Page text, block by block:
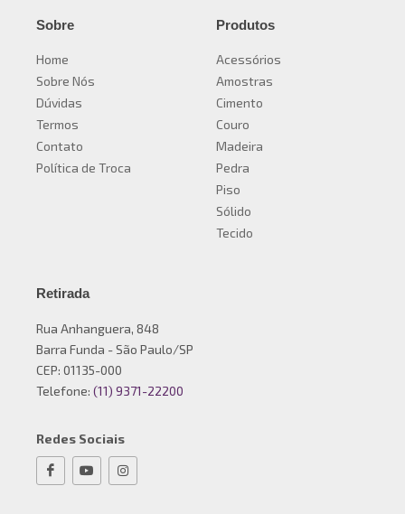
Sobre
Home
Sobre Nós
Dúvidas
Termos
Contato
Política de Troca
Produtos
Acessórios
Amostras
Cimento
Couro
Madeira
Pedra
Piso
Sólido
Tecido
Retirada
Rua Anhanguera, 848
Barra Funda - São Paulo/SP
CEP: 01135-000
Telefone: (11) 9371-22200
Redes Sociais